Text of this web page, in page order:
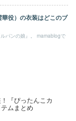
華役）の衣装はどこのブ
パンの娘』。 mamablogで
『ぴったんこカ
ムまとめ